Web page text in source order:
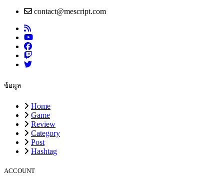
contact@mescript.com
ข้อมูล
Home
Game
Review
Category
Post
Hashtag
ACCOUNT